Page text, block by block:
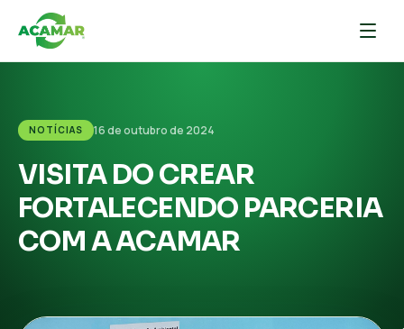
NOTÍCIAS 16 de outubro de 2024
VISITA DO CREAR
FORTALECENDO PARCERIA
COM A ACAMAR